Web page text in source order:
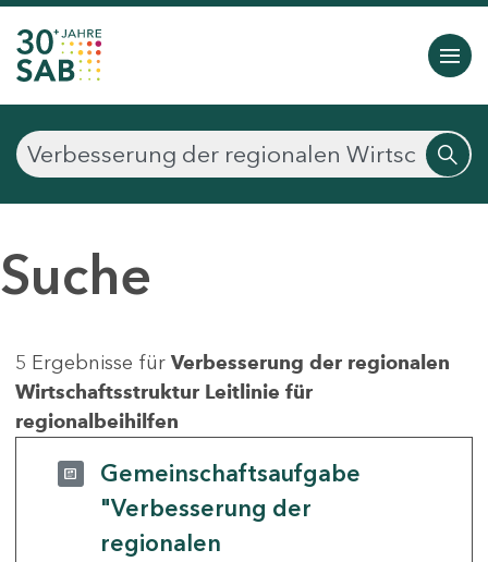
Suche
5 Ergebnisse für Verbesserung der regionalen
Wirtschaftsstruktur Leitlinie für
regionalbeihilfen
Gemeinschaftsaufgabe
"Verbesserung der
regionalen